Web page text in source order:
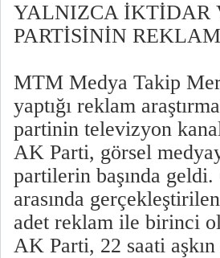
YALNIZCA İKTİDAR
PARTİSİNİN
MTM Medya Takip
yaptığı reklam
partinin televizyon
AK Parti, görsel
partilerin başında
arasında
adet reklam ile birinci
AK Parti, 22 saati